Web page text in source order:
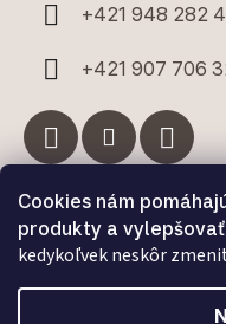
Cookies nám
produkty a
kedykoľvek neskôr
+421 948 282
+421 907 706
Facebook